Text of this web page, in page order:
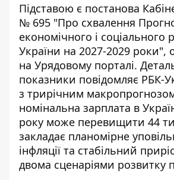
Підставою є постанова
№ 695 "Про схвалення
економічного і соціального
України на 2027-2029 роки",
на Урядовому порталі.
показники повідомляє РБК-
з трирічним
номінальна зарплата в
року може перевищити 44
закладає планомірне
інфляції та стабільний
двома сценаріями розвитку